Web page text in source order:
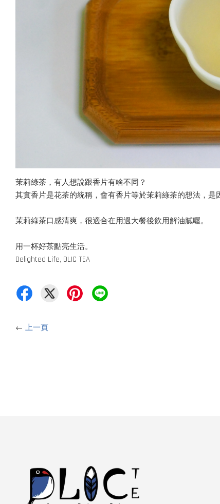
茉莉綠茶，有人想說跟香片有啥不同？
其實香片是花茶的統稱，會有香片等於茉莉綠茶的想法，是
茉莉綠茶口感清爽，很適合在用過大餐後飲用解油膩喔。
用一杯好茶點亮生活。
Delighted Life, DLIC TEA
← 上一頁